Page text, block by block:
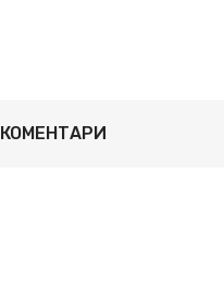
КОМЕНТАРИ